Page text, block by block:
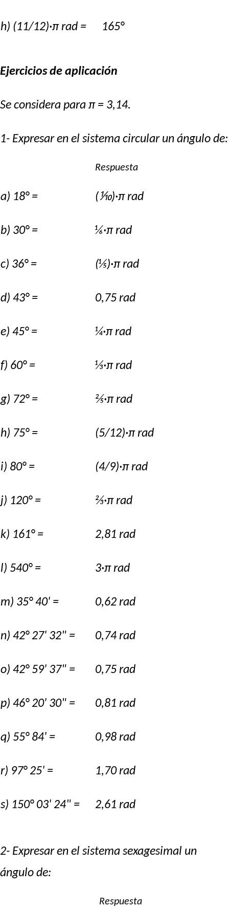
h) (11/12)·π rad = 165°
Ejercicios de aplicación
Se considera para π = 3,14.
1- Expresar en el sistema circular un ángulo de:
Respuesta
a) 18° =
b) 30° =
c) 36° =
d) 43° =
e) 45° =
f) 60° =
g) 72° =
h) 75° =
i) 80° =
j) 120° =
k) 161° =
l) 540° =
m) 35° 40' =
n) 42° 27' 32" =
o) 42° 59' 37" =
p) 46° 20' 30" =
q) 55° 84' =
r) 97° 25' =
s) 150° 03' 24" =
(⅒)·π rad
⅙·π rad
(⅕)·π rad
0,75 rad
¼·π rad
⅓·π rad
⅖·π rad
(5/12)·π rad
(4/9)·π rad
⅔·π rad
2,81 rad
3·π rad
0,62 rad
0,74 rad
0,75 rad
0,81 rad
0,98 rad
1,70 rad
2,61 rad
2- Expresar en el sistema sexagesimal un
ángulo de:
Respuesta